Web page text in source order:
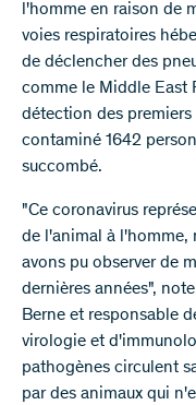
l'homme en raison de
voies respiratoires
de déclencher des
comme le Middle East
détection des premiers
contaminé 1642
succombé.
"Ce coronavirus
de l'animal à l'homme,
avons pu observer de
dernières années",
Berne et responsable
virologie et
pathogènes circulent
par des animaux qui